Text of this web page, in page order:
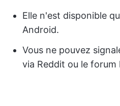
Elle n'est disponible
Android.
Vous ne pouvez
via Reddit ou le forum